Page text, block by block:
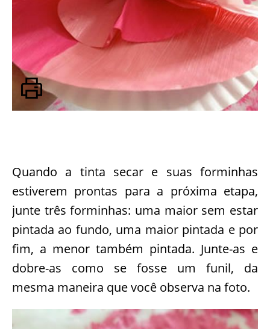
Quando a tinta secar e suas forminhas
estiverem prontas para a próxima etapa,
junte três forminhas: uma maior sem estar
pintada ao fundo, uma maior pintada e por
fim, a menor também pintada. Junte-as e
dobre-as como se fosse um funil, da
mesma maneira que você observa na foto.